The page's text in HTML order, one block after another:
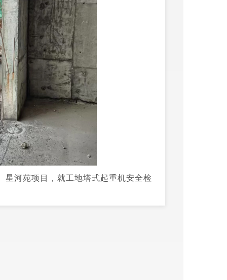
星河苑项目，就工地塔式起重机安全检
进行现场督导检查。